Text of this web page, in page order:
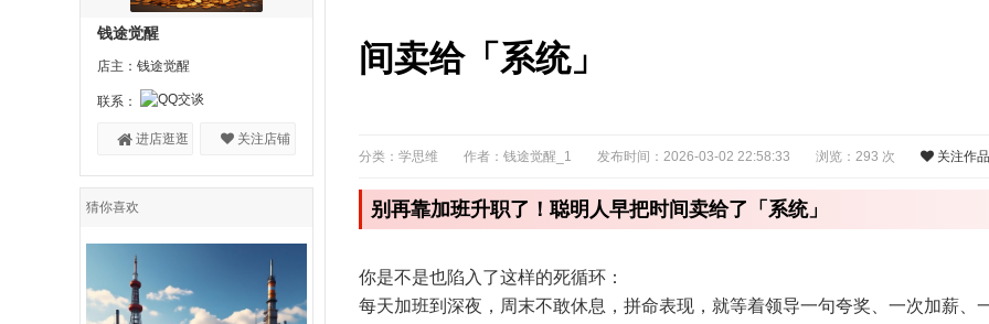
钱途觉醒
店主：钱途觉醒
联系：
进店逛逛 关注店铺
猜你喜欢
间卖给「系统」
分类：学思维 作者：钱途觉醒_1 发布时间：2026-03-02 22:58:33 浏览：293 次 关注作品
别再靠加班升职了！聪明人早把时间卖给了「系统」
你是不是也陷入了这样的死循环：
每天加班到深夜，周末不敢休息，拼命表现，就等着领导一句夸奖、一次加薪、